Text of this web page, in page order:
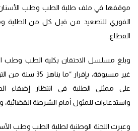
موقفها في ملف طلبة الطب وطب الأسنان
الفوري للتصعيد من قبل كل من الطلبة
القطاع.
وبلغ مسلسل الاحتقان بكلية الطب وطب
غير مسبوقة،
على ممثلي الطلبة في انتظار إضفاء
واستدعاءات للمثول أمام الشرطة القضائية،
وعبرت اللجنة الوطنية لطلبة الطب وطب